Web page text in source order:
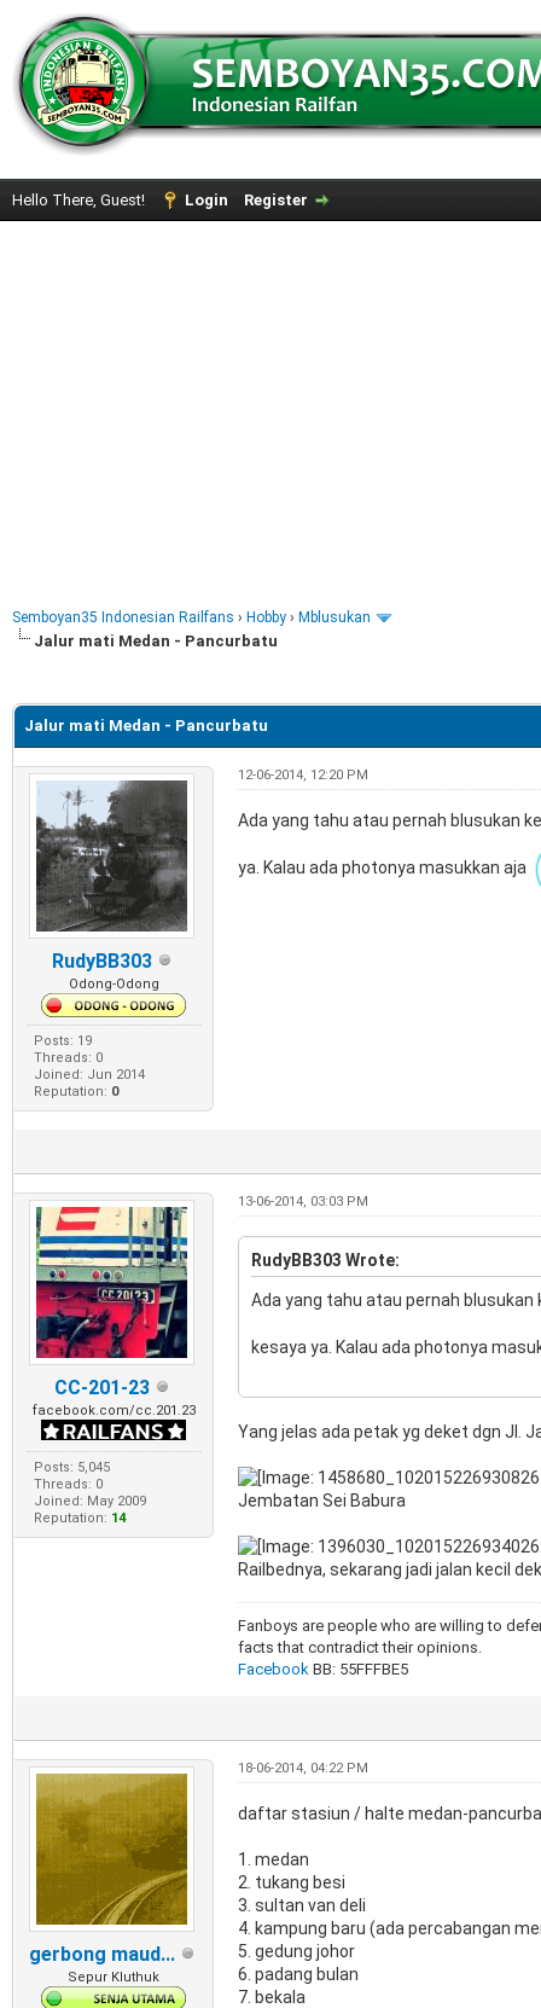
Hello There, Guest! Login Register
Semboyan35 Indonesian Railfans › Hobby › Mblusukan
Jalur mati Medan - Pancurbatu
Jalur mati Medan - Pancurbatu
RudyBB303
Odong-Odong
Posts: 19
Threads: 0
Joined: Jun 2014
Reputation: 0
12-06-2014, 12:20 PM
Ada yang tahu atau pernah blusukan
ya. Kalau ada photonya masukkan aja
CC-201-23
facebook.com/cc.201.23
Posts: 5,045
Threads: 0
Joined: May 2009
Reputation: 14
13-06-2014, 03:03 PM
RudyBB303 Wrote:
Ada yang tahu atau pernah
kesaya ya. Kalau ada photonya
Yang jelas ada petak yg deket dgn Jl.
Jembatan Sei Babura
Railbednya, sekarang jadi jalan kecil
Fanboys are people who are willing to
facts that contradict their opinions.
Facebook BB: 55FFFBE5
gerbong maud...
Sepur Kluthuk
18-06-2014, 04:22 PM
daftar stasiun / halte medan-
1. medan
2. tukang besi
3. sultan van deli
4. kampung baru (ada percabangan
5. gedung johor
6. padang bulan
7. bekala